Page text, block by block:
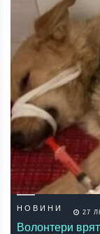
НОВИНИ 27
Волонтери